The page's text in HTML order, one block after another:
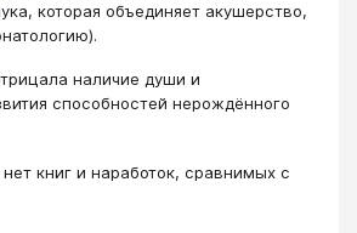
которая объединяет акушерство,
наличие души и
способностей нерождённого
книг и наработок, сравнимых с